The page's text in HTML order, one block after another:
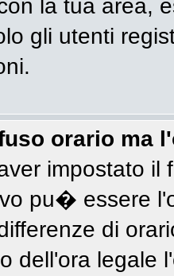
la tua area,
gli utenti
orario ma
impostato
pu� essere
di
dell'ora legale